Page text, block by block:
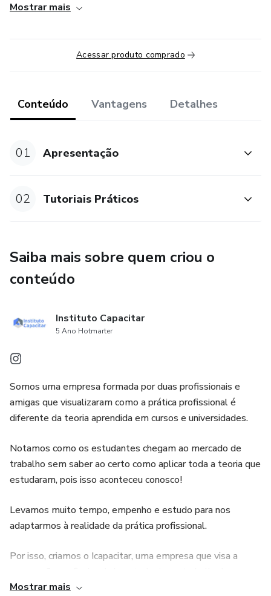
mercado.
Além do RAPP, também veremos tutoriais para outros
relatórios estaduais como o SINIR / INRS - Inventário
Nacional de Resíduos Sólidos do INEA.
Mostrar mais
Acessar produto comprado
Conteúdo Vantagens Detalhes
01 Apresentação
02 Tutoriais Práticos
Saiba mais sobre quem criou o
conteúdo
Instituto Capacitar
5 Ano Hotmarter
Somos uma empresa formada por duas profissionais e
amigas que visualizaram como a prática profissional é
diferente da teoria aprendida em cursos e universidades.
Notamos como os estudantes chegam ao mercado de
trabalho sem saber ao certo como aplicar toda a teoria que
estudaram, pois isso aconteceu conosco!
Levamos muito tempo, empenho e estudo para nos
adaptarmos à realidade da prática profissional.
Por isso, criamos o Icapacitar, uma empresa que visa a
para inserção e/ou maior valorização no mercado de
Mostrar mais